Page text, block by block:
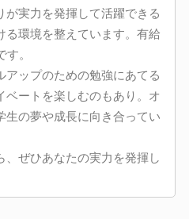
が実力を発揮して活躍できる
る環境を整えています。有給
。
アップのための勉強にあてる
ベートを楽しむのもあり。オ
生の夢や成長に向き合ってい
、ぜひあなたの実力を発揮し